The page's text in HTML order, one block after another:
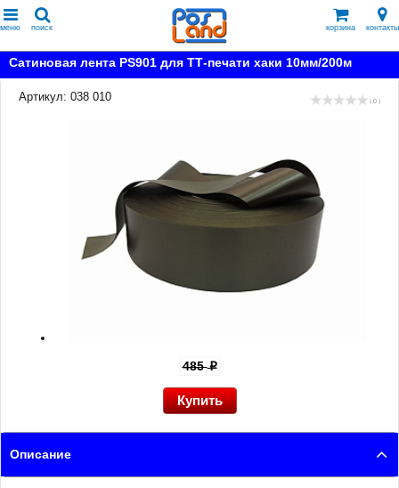
меню поиск корзина контакты
Сатиновая лента PS901 для ТТ-печати хаки 10мм/200м
Артикул: 038 010 ( 0 )
485p
Описание